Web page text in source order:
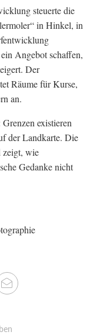
steuerte die
in Hinkel, in
Angebot schaffen,
Der
Räume für Kurse,
an.
existieren
der Landkarte. Die
zeigt, wie
Gedanke nicht